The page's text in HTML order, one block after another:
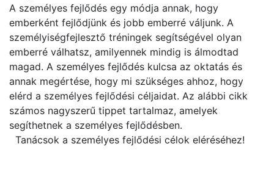
A személyes fejlődés egy módja annak, hogy
emberként fejlődjünk és jobb emberré váljunk. A
személyiségfejlesztő tréningek segítségével olyan
emberré válhatsz, amilyennek mindig is álmodtad
magad. A személyes fejlődés kulcsa az oktatás és
annak megértése, hogy mi szükséges ahhoz, hogy
elérd a személyes fejlődési céljaidat. Az alábbi cikk
számos nagyszerű tippet tartalmaz, amelyek
segíthetnek a személyes fejlődésben.
Tanácsok a személyes fejlődési célok eléréséhez!